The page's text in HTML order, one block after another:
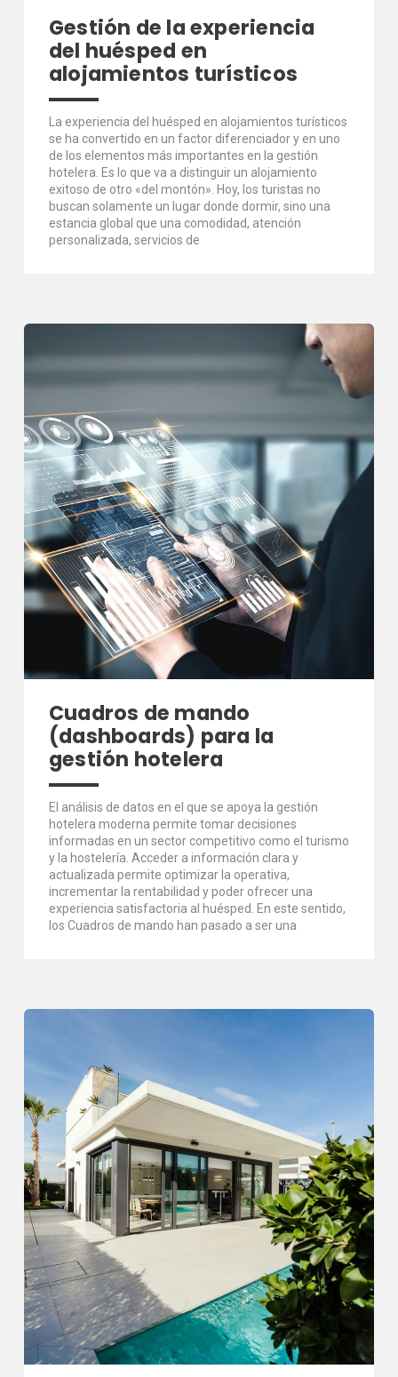
Gestión de la experiencia
del huésped en
alojamientos turísticos
La experiencia del huésped en alojamientos turísticos
se ha convertido en un factor diferenciador y en uno
de los elementos más importantes en la gestión
hotelera. Es lo que va a distinguir un alojamiento
exitoso de otro «del montón». Hoy, los turistas no
buscan solamente un lugar donde dormir, sino una
estancia global que una comodidad, atención
personalizada, servicios de
Cuadros de mando
(dashboards) para la
gestión hotelera
El análisis de datos en el que se apoya la gestión
hotelera moderna permite tomar decisiones
informadas en un sector competitivo como el turismo
y la hostelería. Acceder a información clara y
actualizada permite optimizar la operativa,
incrementar la rentabilidad y poder ofrecer una
experiencia satisfactoria al huésped. En este sentido,
los Cuadros de mando han pasado a ser una